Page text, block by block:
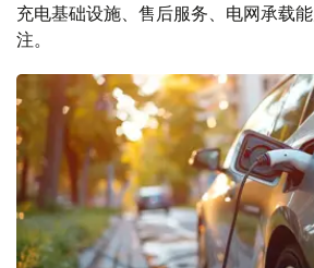
充电基础设施、售后服务、电网承载
注。